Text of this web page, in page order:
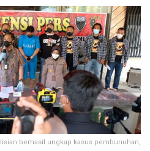
berhasil ungkap kasus pembunuhan,